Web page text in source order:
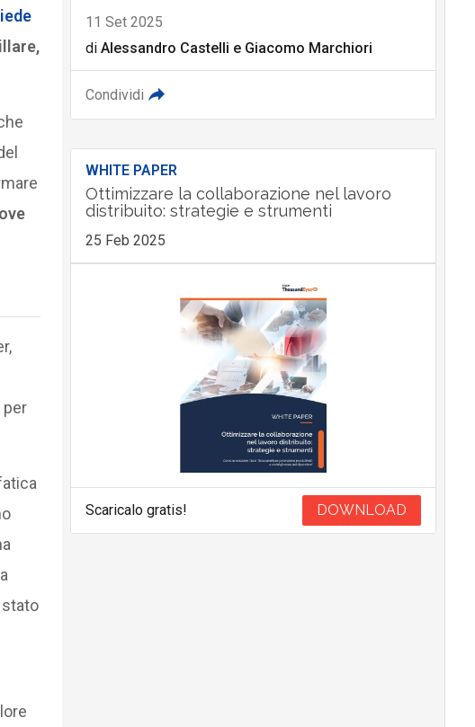
per
11 Set 2025
di Alessandro Castelli e Giacomo Marchiori
Condividi
WHITE PAPER
Ottimizzare la collaborazione nel lavoro
distribuito: strategie e strumenti
25 Feb 2025
Scaricalo gratis! DOWNLOAD